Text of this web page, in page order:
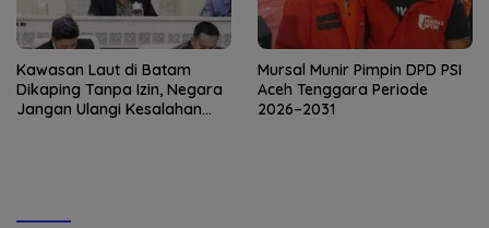
Kawasan Laut di Batam
Dikaping Tanpa Izin, Negara
Jangan Ulangi Kesalahan
Mursal Munir Pimpin DPD PSI
Aceh Tenggara Periode
2026–2031